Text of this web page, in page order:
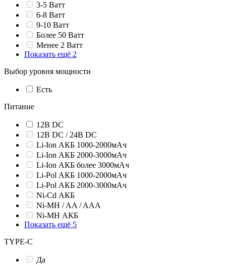
3-5 Ватт
6-8 Ватт
9-10 Ватт
Более 50 Ватт
Менее 2 Ватт
Показать ещё 2
Выбор уровня мощности
Есть
Питание
12В DC
12В DC / 24В DC
Li-Ion АКБ 1000-2000мАч
Li-Ion АКБ 2000-3000мАч
Li-Ion АКБ более 3000мАч
Li-Pol АКБ 1000-2000мАч
Li-Pol АКБ 2000-3000мАч
Ni-Cd АКБ
Ni-MH / AA / AAA
Ni-MH АКБ
Показать ещё 5
TYPE-C
Да